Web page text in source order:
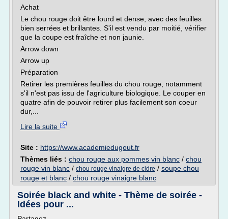
Achat
Le chou rouge doit être lourd et dense, avec des feuilles
bien serrées et brillantes. S'il est vendu par moitié, vérifier
que la coupe est fraîche et non jaunie.
Arrow down
Arrow up
Préparation
Retirer les premières feuilles du chou rouge, notamment
s'il n'est pas issu de l'agriculture biologique. Le couper en
quatre afin de pouvoir retirer plus facilement son coeur
dur,...
Lire la suite
Site : https://www.academiedugout.fr
Thèmes liés : chou rouge aux pommes vin blanc / chou
rouge vin blanc / chou rouge vinaigre de cidre / soupe chou
rouge et blanc / chou rouge vinaigre blanc
Soirée black and white - Thème de soirée -
Idées pour ...